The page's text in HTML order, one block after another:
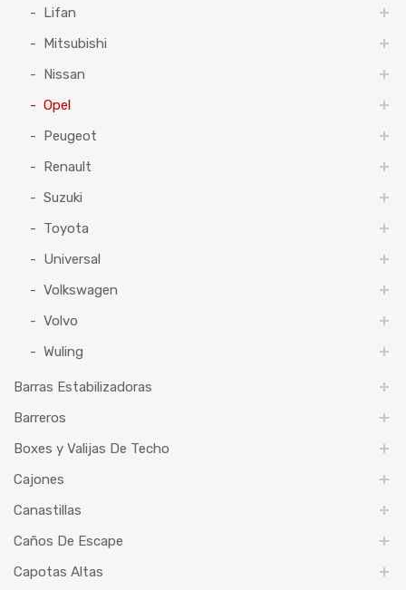
Lifan
Mitsubishi
Nissan
Opel
Peugeot
Renault
Suzuki
Toyota
Universal
Volkswagen
Volvo
Wuling
Barras Estabilizadoras
Barreros
Boxes y Valijas De Techo
Cajones
Canastillas
Caños De Escape
Capotas Altas